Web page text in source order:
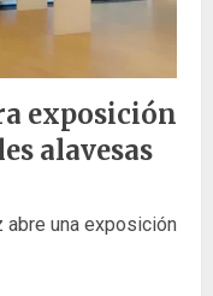
exposición
alavesas
abre una exposición